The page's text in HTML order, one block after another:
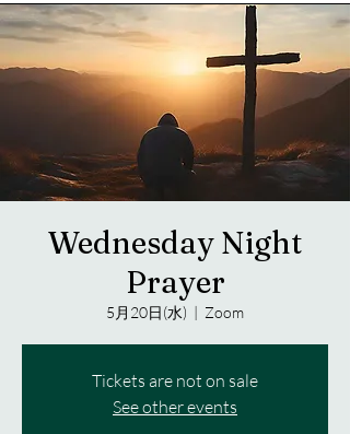
Wednesday Night
Prayer
5月20日(水)
  |
Zoom
Tickets are not on sale
See other events